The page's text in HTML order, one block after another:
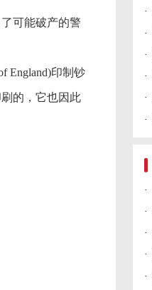
可能破产的警
England)印制钞
的，它也因此
·
·
·
·
·
·
·
·
·
·
·